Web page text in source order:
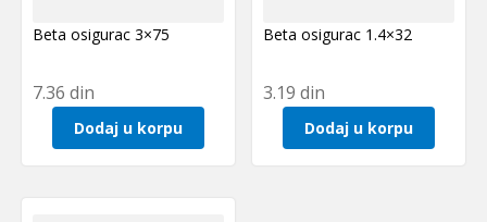
Beta osigurac 3×75
7.36 din
Dodaj u korpu
Beta osigurac 1.4×32
3.19din
Dodaj u korpu